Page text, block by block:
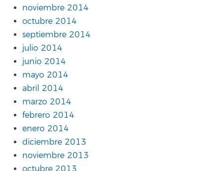
noviembre 2014
octubre 2014
septiembre 2014
julio 2014
junio 2014
mayo 2014
abril 2014
marzo 2014
febrero 2014
enero 2014
diciembre 2013
noviembre 2013
octubre 2013